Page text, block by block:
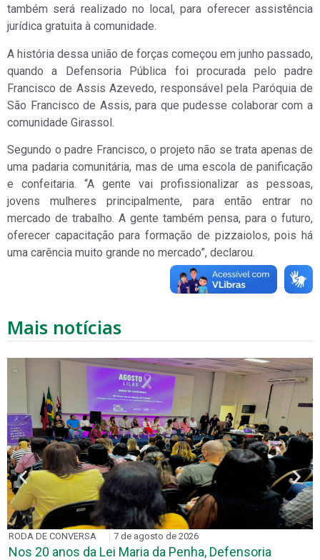
também será realizado no local, para oferecer assistência
jurídica gratuita à comunidade.
A história dessa união de forças começou em junho passado,
quando a Defensoria Pública foi procurada pelo padre
Francisco de Assis Azevedo, responsável pela Paróquia de
São Francisco de Assis, para que pudesse colaborar com a
comunidade Girassol.
Segundo o padre Francisco, o projeto não se trata apenas de
uma padaria comunitária, mas de uma escola de panificação
e confeitaria. “A gente vai profissionalizar as pessoas,
jovens mulheres principalmente, para então entrar no
mercado de trabalho. A gente também pensa, para o futuro,
oferecer capacitação para formação de pizzaiolos, pois há
uma carência muito grande no mercado”, declarou.
Mais notícias
RODA DE CONVERSA 7 de agosto de 2026
Nos 20 anos da Lei Maria da Penha, Defensoria